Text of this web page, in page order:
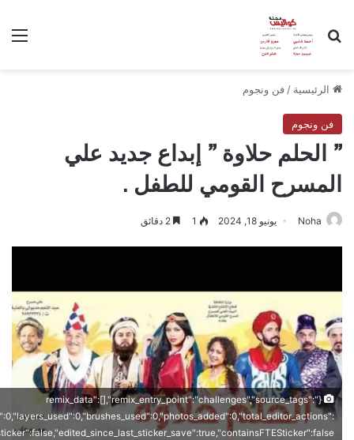
بحث عن
الرئيسية / فن ونجوم
فن ونجوم
” الحلم حلاوة ” إبداع جديد علي
المسرح القومي للطفل .
Noha يونيو 18, 2024 1
{"remix_data":[],"remix_entry_point":"challenges","source_tags":